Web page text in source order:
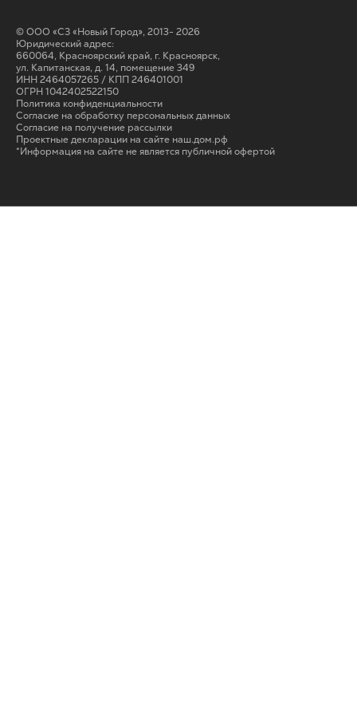
© ООО «СЗ «Новый Город», 2013- 2026
Юридический адрес:
660064, Красноярский край, г. Красноярск,
ул. Капитанская, д. 14, помещение 349
ИНН 2464057265 / КПП 246401001
ОГРН 1042402522150
Политика конфиденциальности
Согласие на обработку персональных данных
Cогласие на получение рассылки
Проектные декларации на сайте наш.дом.рф
*Информация на сайте не является публичной офертой